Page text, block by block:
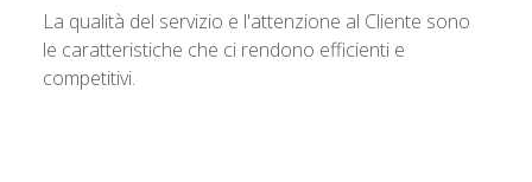
La qualità del servizio e l'attenzione al Cliente sono
le caratteristiche che ci rendono efficienti e
competitivi.